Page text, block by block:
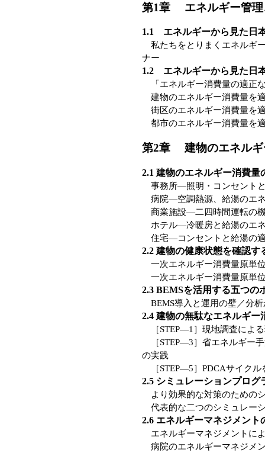
第1章 エネルギー管理
1.1 エネルギーから見た日
私たちをとりまくエネルギ
ナー
1.2 エネルギーから見た日
「エネルギー消費量の適正
建物のエネルギー消費量を
街区のエネルギー消費量を
都市のエネルギー消費量を
第2章 建物のエネルギ
2.1 建物のエネルギー消費量
事務所—照明・コンセント
病院—空調熱源、給湯のエ
商業施設—二四時間運転の
ホテル—冷暖房と給湯のエ
住宅—コンセントと給湯の
2.2 建物の健康状態を確認す
一次エネルギー消費量原単
一次エネルギー消費量原単
2.3 BEMSを活用する五つの
BEMS導入と運用の壁／分
2.4 建物の無駄なエネルギー
［STEP—1］現地調査によ
［STEP—3］省エネルギー
の実践
［STEP—5］PDCAサイクル
2.5 シミュレーションプログ
より効果的な対策のための
代表的な二つのシミュレー
2.6 エネルギーマネジメント
エネルギーマネジメントに
病院のエネルギーマネジメ